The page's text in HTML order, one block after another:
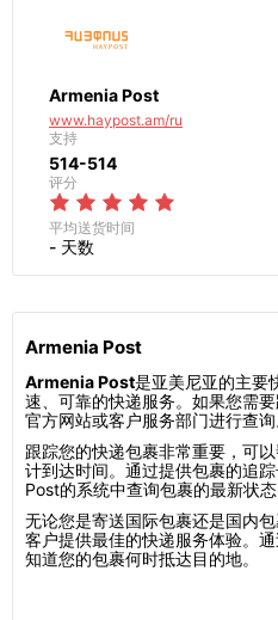
Armenia Post
www.haypost.am/ru
支持
514-514
评分
平均送货时间
- 天数
Armenia Post
Armenia Post是亚美尼亚的主要
速、可靠的快递服务。如果您需
官方网站或客户服务部门进行查询
跟踪您的快递包裹非常重要，可
计到达时间。通过提供包裹的追
Post的系统中查询包裹的最新状态
无论您是寄送国际包裹还是国内
客户提供最佳的快递服务体验。
知道您的包裹何时抵达目的地。